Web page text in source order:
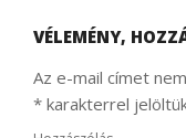
VÉLEMÉNY,
Az e-mail címet
* karakterrel